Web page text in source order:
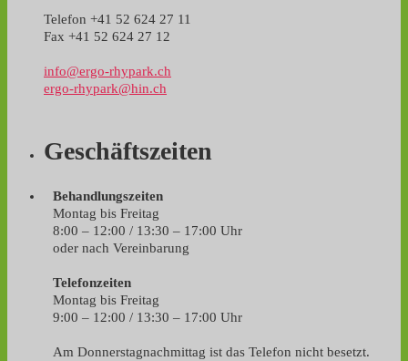
Telefon +41 52 624 27 11
Fax +41 52 624 27 12
info@ergo-rhypark.ch
ergo-rhypark@hin.ch
Geschäftszeiten
Behandlungszeiten
Montag bis Freitag
8:00 – 12:00 / 13:30 – 17:00 Uhr
oder nach Vereinbarung
Telefonzeiten
Montag bis Freitag
9:00 – 12:00 / 13:30 – 17:00 Uhr
Am Donnerstagnachmittag ist das Telefon nicht besetzt.